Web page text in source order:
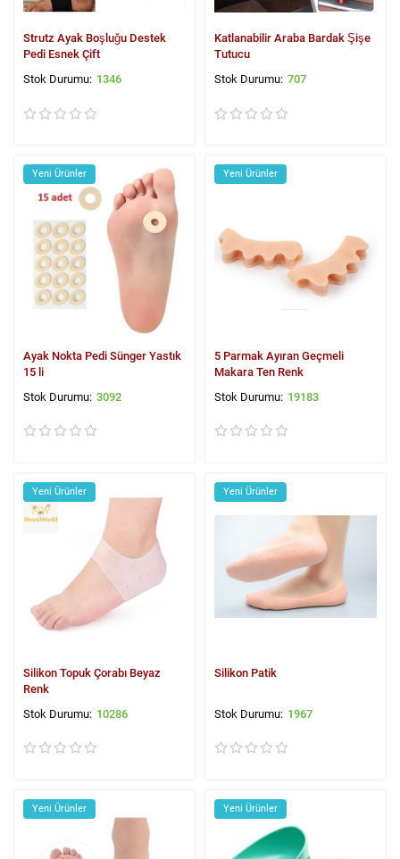
Strutz Ayak Boşluğu Destek
Pedi Esnek Çift
1346
Katlanabilir Araba Bardak Şişe
Tutucu
707
Yeni Ürünler
Ayak Nokta Pedi Sünger Yastık
15 li
3092
Yeni Ürünler
5 Parmak Ayıran Geçmeli
Makara Ten Renk
19183
Yeni Ürünler
Silikon Topuk Çorabı Beyaz
Renk
10286
Yeni Ürünler
Silikon Patik
1967
Yeni Ürünler Yeni Ürünler